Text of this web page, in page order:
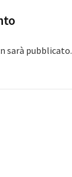
sarà pubblicato.